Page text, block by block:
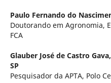
Paulo Fernando do
Doutorando em Agronomia,
FCA
Glauber José de Castro Gava,
SP
Pesquisador da APTA, Polo